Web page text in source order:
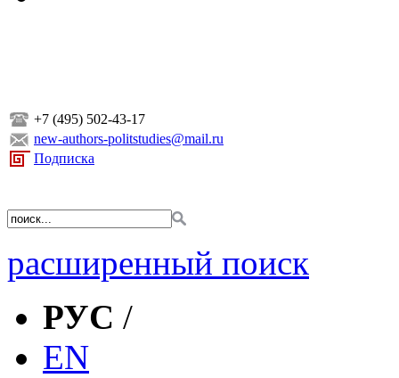
+7 (495) 502-43-17
new-authors-politstudies@mail.ru
Подписка
расширенный поиск
РУС /
EN